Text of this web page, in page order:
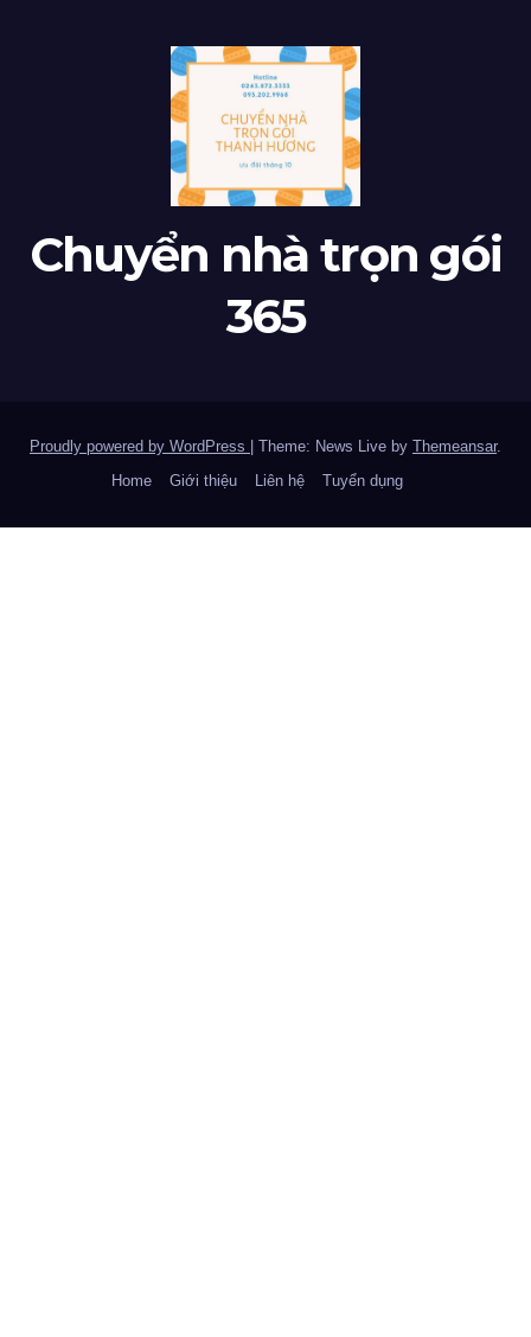
Chuyển nhà trọn gói
365
Proudly powered by WordPress | Theme: News Live by Themeansar.
Home
Giới thiệu Liên hệ Tuyển dụng